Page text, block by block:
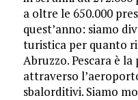
a oltre le 650.000
quest’anno: siamo
turistica per quanto
Abruzzo. Pescara è
attraverso
sbalorditivi. Siamo